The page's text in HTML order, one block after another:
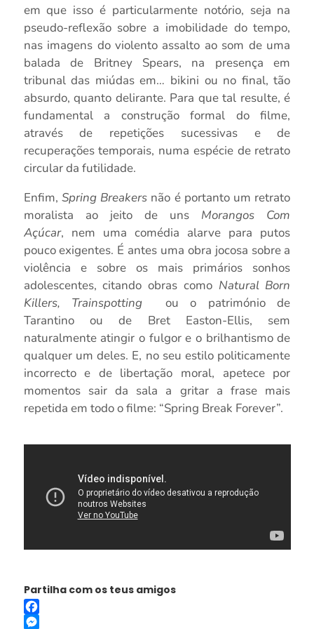
em que isso é particularmente notório, seja na
pseudo-reflexão sobre a imobilidade do tempo,
nas imagens do violento assalto ao som de uma
balada de Britney Spears, na presença em
tribunal das miúdas em… bikini ou no final, tão
absurdo, quanto delirante. Para que tal resulte, é
fundamental a construção formal do filme,
através de repetições sucessivas e de
recuperações temporais, numa espécie de retrato
circular da futilidade.
Enfim, Spring Breakers não é portanto um retrato
moralista ao jeito de uns Morangos Com
Açúcar, nem uma comédia alarve para putos
pouco exigentes. É antes uma obra jocosa sobre a
violência e sobre os mais primários sonhos
adolescentes, citando obras como Natural Born
Killers,
Trainspotting ou o património de
Tarantino ou de Bret Easton-Ellis, sem
naturalmente atingir o fulgor e o brilhantismo de
qualquer um deles. E, no seu estilo politicamente
incorrecto e de libertação moral, apetece por
momentos sair da sala a gritar a frase mais
repetida em todo o filme: “Spring Break Forever”.
Partilha com os teus amigos
Facebook